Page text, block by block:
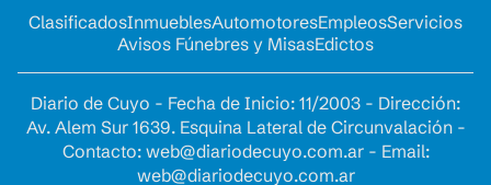
ClasificadosInmueblesAutomotoresEmpleosServicios
Avisos Fúnebres y MisasEdictos
Diario de Cuyo - Fecha de Inicio: 11/2003 - Dirección:
Av. Alem Sur 1639. Esquina Lateral de Circunvalación -
Contacto: web@diariodecuyo.com.ar- Email:
web@diariodecuyo.com.ar